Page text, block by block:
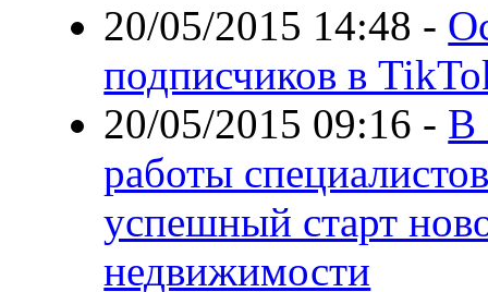
20/05/2015 14:48 -
подписчиков в
20/05/2015 09:16 - В
работы
успешный старт
недвижимости